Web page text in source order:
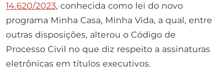
14.620/2023, conhecida como lei do novo
programa Minha Casa, Minha Vida, a qual, entre
outras disposições, alterou o Código de
Processo Civil no que diz respeito a assinaturas
eletrônicas em títulos executivos.